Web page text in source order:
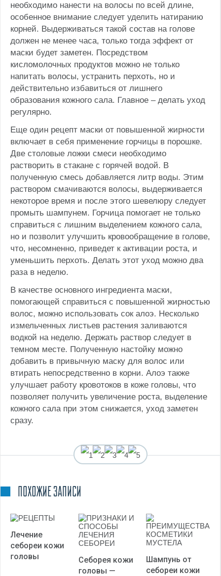
необходимо нанести на волосы по всей длине,
особенное внимание следует уделить натиранию
корней. Выдерживаться такой состав на голове
должен не менее часа, только тогда эффект от
маски будет заметен. Посредством
кисломолочных продуктов можно не только
напитать волосы, устранить перхоть, но и
действительно избавиться от лишнего
образования кожного сала. Главное – делать уход
регулярно.
Еще один рецепт маски от повышенной жирности
включает в себя применение горчицы в порошке.
Две столовые ложки смеси необходимо
растворить в стакане с горячей водой. В
полученную смесь добавляется литр воды. Этим
раствором смачиваются волосы, выдерживается
некоторое время и после этого шевелюру следует
промыть шампунем. Горчица помогает не только
справиться с лишним выделением кожного сала,
но и позволит улучшить кровообращение в голове,
что, несомненно, приведет к активации роста, и
уменьшить перхоть. Делать этот уход можно два
раза в неделю.
В качестве основного ингредиента маски,
помогающей справиться с повышенной жирностью
волос, можно использовать сок алоэ. Несколько
измельченных листьев растения заливаются
водкой на неделю. Держать раствор следует в
темном месте. Полученную настойку можно
добавить в привычную маску для волос или
втирать непосредственно в корни. Алоэ также
улучшает работу кровотоков в коже головы, что
позволяет получить увеличение роста, выделение
кожного сала при этом снижается, уход заметен
сразу.
ПОХОЖИЕ ЗАПИСИ
Лечение
себореи кожи
головы
Себорея кожи
головы —
Шампунь от
себореи кожи